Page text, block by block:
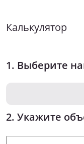
Калькулятор
1. Выберите
2. Укажите